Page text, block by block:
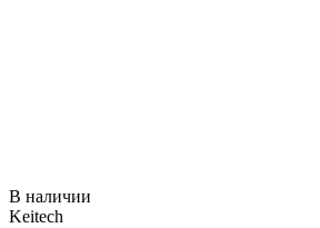
В наличии
Keitech